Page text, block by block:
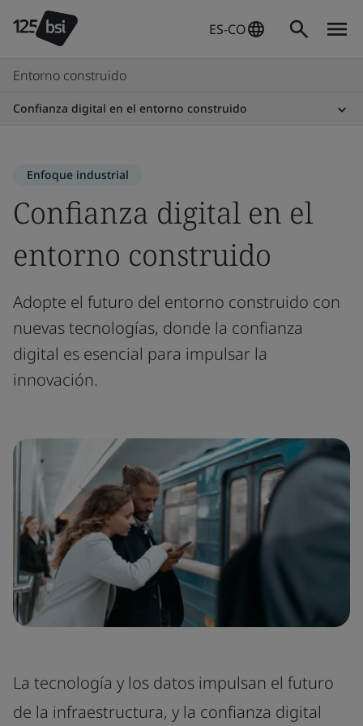
ES-CO
Entorno construido
Confianza digital en el entorno construido
Enfoque industrial
Confianza digital en el
entorno construido
Adopte el futuro del entorno construido con
nuevas tecnologías, donde la confianza
digital es esencial para impulsar la
innovación.
La tecnología y los datos impulsan el futuro
de la infraestructura, y la confianza digital